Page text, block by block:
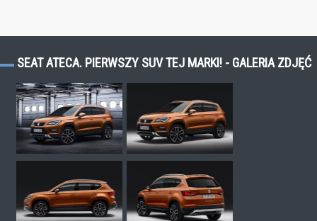
SEAT ATECA. PIERWSZY SUV TEJ MARKI! - GALERIA ZDJĘĆ